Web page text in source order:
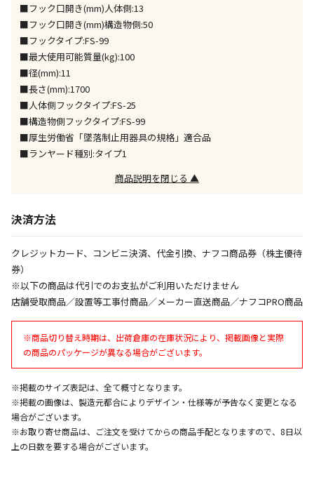
お届けができません）
※同時購入の商品は、全て同じ店舗での受取となりま
す
委託業者によりお届けする商品です
※ほか商品との同時購入はできません。お手数です
が、ご購入手続きを分けてお買い求めください
※支払い方法の代金引換は選択できません。
※電話注文はできません。
宅配のみでお届けする商品です（店舗受取は選択でき
※「宅配・店舗受取」「宅配のみ」マークの商品のみ
ただし、メーカーの営業日に基づき出荷手続きを行う
ため、通常よりお時間をいただく場合がございます。
は、休業明けからの出荷対応となります。
決定となります。
お見積商品です。金額・施工日はお打ち合わせの上、
■フック口開き(mm)人体側:13
■フック口開き(mm)構造物側:50
■フックタイプ:FS-99
■最大使用可能質量(kg):100
■径(mm):11
■長さ(mm):1700
■人体側フックタイプ:FS-25
■構造物側フックタイプ:FS-99
■厚生労働省「墜落制止用器具の規格」適合品
■ランヤード種別:タイプ1
商品説明を閉じる ▲
決済方法
クレジットカード、コンビニ決済、代金引換、ナフコ商品券（株主優待
券）
※以下の商品は代引でのお支払がご利用いただけません
店舗受取商品／設置等工事付商品／メーカー直送商品／ナフコPRO商品
※商品切り替え時期は、出荷倉庫の在庫状況により、掲載画像と実際
の商品のパッケージが異なる場合がございます。
※掲載のサイズ表記は、全て概寸となります。
※掲載の画像は、製造元都合によりデザイン・仕様等が予告なく変更となる
場合がございます。
※お取り寄せ商品は、ご注文を受けてからの商品手配となりますので、8日以
上の日数を要する場合がございます。